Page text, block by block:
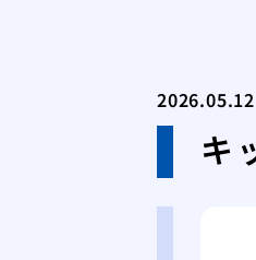
2026.05.12
キ